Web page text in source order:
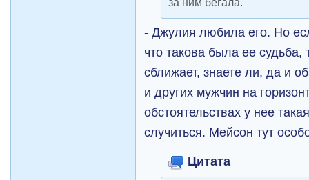
- Джулия любила его. Но
что такова была ее судьба,
сближает, знаете ли, да и
и других мужчин на
обстоятельствах у нее
случиться. Мейсон тут
Цитата